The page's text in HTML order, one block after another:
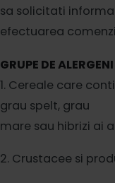
sa solicitati
efectuarea
GRUPE DE ALERGENI
1. Cereale care
grau spelt, grau
mare sau hibrizi ai
2. Crustacee si